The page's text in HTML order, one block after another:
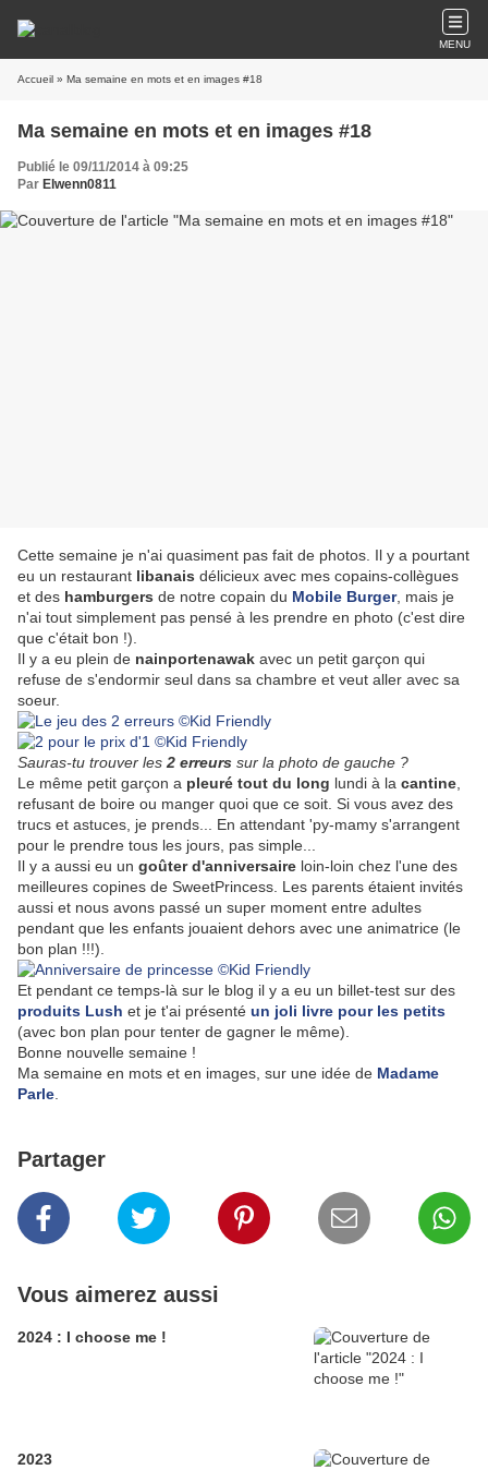
MENU
Accueil » Ma semaine en mots et en images #18
Ma semaine en mots et en images #18
Publié le 09/11/2014 à 09:25
Par Elwenn0811
Cette semaine je n'ai quasiment pas fait de photos. Il y a pourtant
eu un restaurant libanais délicieux avec mes copains-collègues
et des hamburgers de notre copain du Mobile Burger, mais je
n'ai tout simplement pas pensé à les prendre en photo (c'est dire
que c'était bon !).
Il y a eu plein de nainportenawak avec un petit garçon qui
refuse de s'endormir seul dans sa chambre et veut aller avec sa
soeur.
Sauras-tu trouver les 2 erreurs sur la photo de gauche ?
Le même petit garçon a pleuré tout du long lundi à la cantine
refusant de boire ou manger quoi que ce soit. Si vous avez des
trucs et astuces, je prends... En attendant 'py-mamy s'arrangent
pour le prendre tous les jours, pas simple...
Il y a aussi eu un goûter d'anniversaire loin-loin chez l'une des
meilleures copines de SweetPrincess. Les parents étaient invités
aussi et nous avons passé un super moment entre adultes
pendant que les enfants jouaient dehors avec une animatrice (le
bon plan !!!).
Et pendant ce temps-là sur le blog il y a eu un billet-test sur des
produits Lush et je t'ai présenté un joli livre pour les petits
(avec bon plan pour tenter de gagner le même).
Bonne nouvelle semaine !
Ma semaine en mots et en images, sur une idée de Madame
Parle
Partager
Vous aimerez aussi
2024 : I choose me !
2023